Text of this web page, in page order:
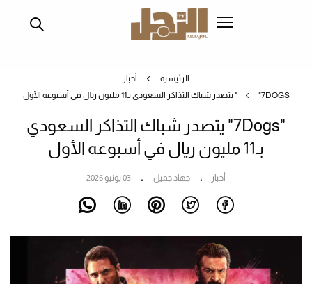
الرئيسية
أخبار
"7DOGS" يتصدر شباك التذاكر السعودي بـ11 مليون ريال في أسبوعه الأول
"7Dogs" يتصدر شباك التذاكر السعودي
بـ11 مليون ريال في أسبوعه الأول
أخبار جهاد جميل 03 يونيو 2026